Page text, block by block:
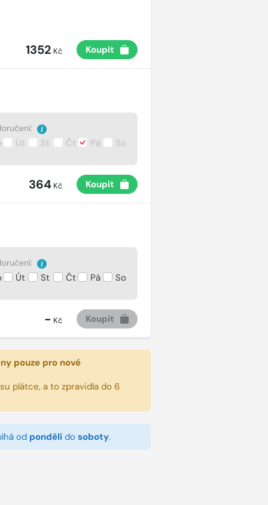
1352 Kč Koupit
Út St Čt Pá So
364Kč Koupit
Út St Čt Pá So
- Kč Koupit
pouze pro nové
plátce, a to zpravidla do 6
od pondělído soboty.